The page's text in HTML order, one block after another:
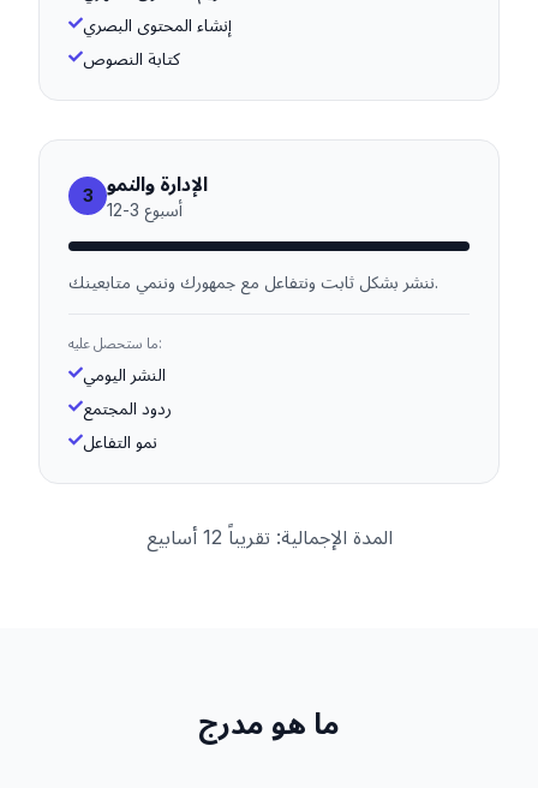
إنشاء المحتوى البصري
كتابة النصوص
3 الإدارة والنمو
أسبوع 3
-
12
ننشر بشكل ثابت ونتفاعل مع جمهورك وننمي متابعينك.
ما ستحصل عليه:
النشر اليومي
ردود المجتمع
نمو التفاعل
المدة الإجمالية: تقريباً 12 أسابيع
ما هو مدرج